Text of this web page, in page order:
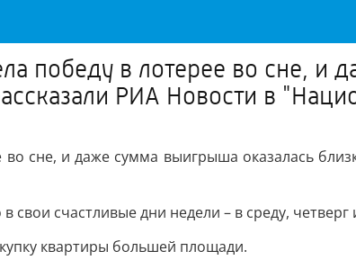
победу в лотерее во сне, и
РИА Новости в
сне, и даже сумма выигрыша оказалась
счастливые дни недели – в среду,
квартиры большей площади.